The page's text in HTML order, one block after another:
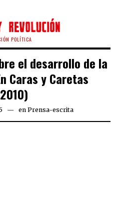
POLÍTICA
el desarrollo de la
Caras y Caretas
en Prensa-escrita